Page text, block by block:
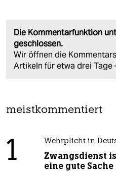
Die Kommentarfunktion
geschlossen.
Wir öffnen die
Artikeln für etwa drei Tage
meistkommentiert
1 Wehrplicht in
Zwangsdienst
eine gute Sache